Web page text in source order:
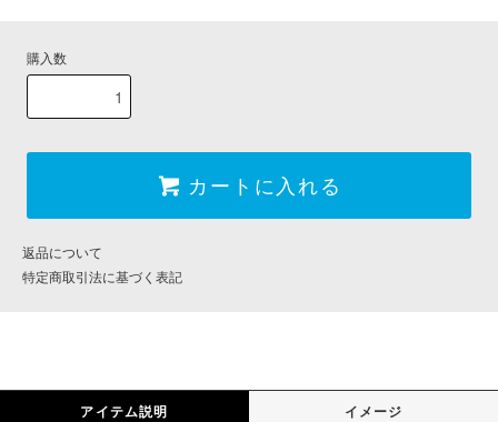
購入数
カートに入れる
返品について
特定商取引法に基づく表記
アイテム説明 イメージ